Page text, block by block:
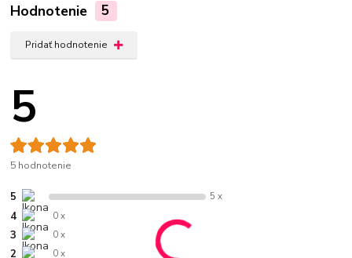
Hodnotenie 5
Pridať hodnotenie
5
5 hodnotenie
5 5 x
4 0 x
3 0 x
2 0 x